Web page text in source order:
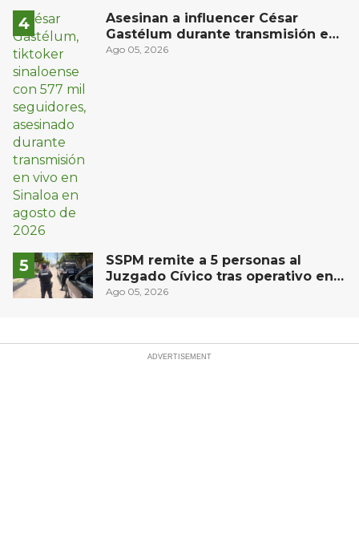
Asesinan a influencer César
Gastélum durante transmisión en
vivo en Sinaloa
Ago 05, 2026
SSPM remite a 5 personas al
Juzgado Cívico tras operativo en
San Juan del Río
Ago 05, 2026